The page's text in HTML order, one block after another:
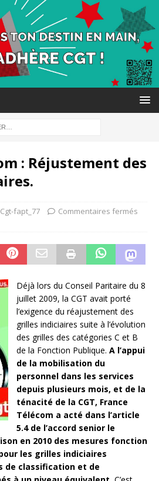
: Réjustement des
Cgt-fapt_77 Commentaires fermés
Déjà lors du Conseil Paritaire du 8
juillet 2009, la CGT avait porté
l’exigence du réajustement des
grilles indiciaires suite à l’évolution
des grilles des catégories C et B
de la Fonction Publique. A l’appui
de la mobilisation du
personnel dans les services
depuis plusieurs mois, et de la
ténacité de la CGT, France
Télécom a acté dans l’article
5.4 de l’accord senior le
en 2010 des mesures fonction
les grilles indiciaires
de classification et de